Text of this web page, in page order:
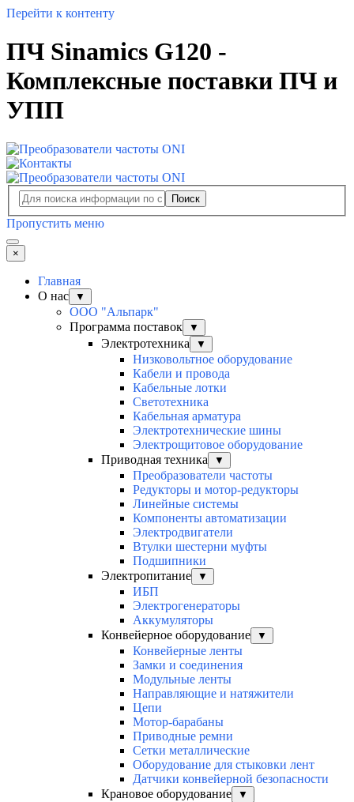
Перейти к контенту
ПЧ Sinamics G120 -
Комплексные поставки ПЧ и
УПП
Поиск
Пропустить меню
×
Главная
О нас
▼
ООО "Альпарк"
Программа поставок
▼
Электротехника ▼
Низковольтное оборудование
Кабели и провода
Кабельные лотки
Светотехника
Кабельная арматура
Электротехнические шины
Электрощитовое оборудование
Приводная техника
▼
Преобразователи частоты
Редукторы и мотор-редукторы
Линейные системы
Компоненты автоматизации
Электродвигатели
Втулки шестерни муфты
Подшипники
Электропитание
▼
ИБП
Электрогенераторы
Аккумуляторы
Конвейерное оборудование
▼
Конвейерные ленты
Замки и соединения
Модульные ленты
Направляющие и натяжители
Цепи
Мотор-барабаны
Приводные ремни
Сетки металлические
Оборудование для стыковки лент
Датчики конвейерной безопасности
Крановое оборудование
▼